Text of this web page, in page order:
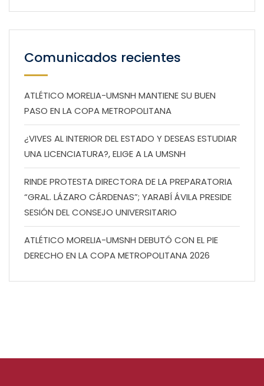
Comunicados recientes
ATLÉTICO MORELIA-UMSNH MANTIENE SU BUEN
PASO EN LA COPA METROPOLITANA
¿VIVES AL INTERIOR DEL ESTADO Y DESEAS ESTUDIAR
UNA LICENCIATURA?, ELIGE A LA UMSNH
RINDE PROTESTA DIRECTORA DE LA PREPARATORIA
“GRAL. LÁZARO CÁRDENAS”; YARABÍ ÁVILA PRESIDE
SESIÓN DEL CONSEJO UNIVERSITARIO
ATLÉTICO MORELIA-UMSNH DEBUTÓ CON EL PIE
DERECHO EN LA COPA METROPOLITANA 2026